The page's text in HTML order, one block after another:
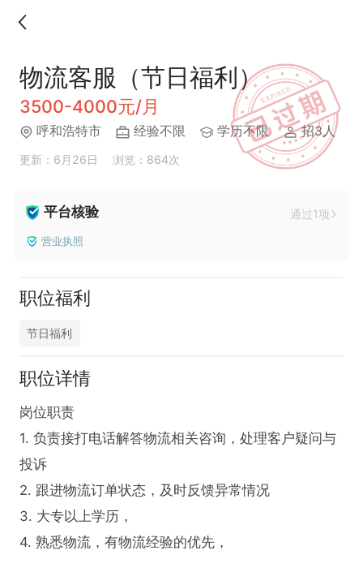
物流客服（节日福利）
3500-4000元/月
呼和浩特市 经验不限 学历不限 招3人
更新：6月26日 浏览：864次
平台核验 通过1项
营业执照
职位福利
节日福利
职位详情
岗位职责
1. 负责接打电话解答物流相关咨询，处理客户疑问与
投诉
2. 跟进物流订单状态，及时反馈异常情况
3. 大专以上学历，
4. 熟悉物流，有物流经验的优先，